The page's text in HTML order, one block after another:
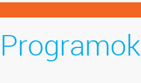
Programok